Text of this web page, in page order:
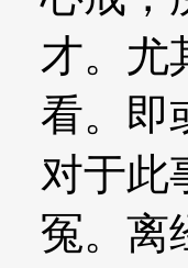
才。尤
看。即
对于此
冤。离